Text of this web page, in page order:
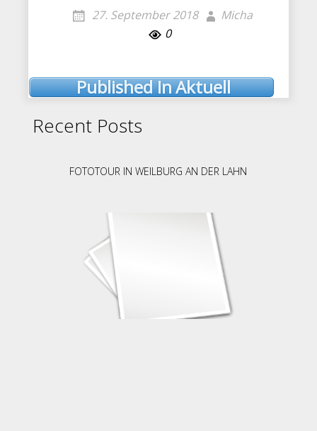
27. September 2018
Micha
0
Post
Published InAktuell
Recent Posts
FOTOTOUR IN WEILBURG AN DER LAHN